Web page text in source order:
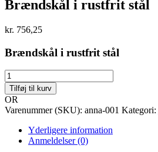
Brændskål i rustfrit stål
kr. 756,25
Brændskål i rustfrit stål
Brændskål
i
rustfrit
stål
antal
Tilføj til kurv
OR
Varenummer (SKU): anna-001 Kategori:
Yderligere information
Anmeldelser (0)